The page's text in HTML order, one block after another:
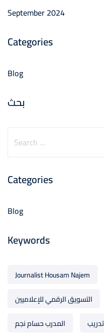
September 2024
Categories
Blog
بحث
Categories
Blog
Keywords
Journalist Housam Najem
التسويق الرقمي للإعلاميين
المدرب حسام نجم
تدريب